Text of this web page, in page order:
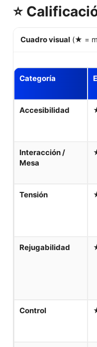
⭐
Cuadro visual (★ =
Categoría
Accesibilidad
Interacción /
Mesa
Tensión
Rejugabilidad
Control